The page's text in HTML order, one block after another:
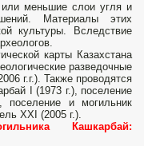
меньшие слои угля и
Материалы этих
культуры. Вследствие
карты Казахстана
разведочные
г.г.). Также проводятся
I (1973 г.), поселение
поселение и могильник
XXI (2005 г.).
Кашкарбай: